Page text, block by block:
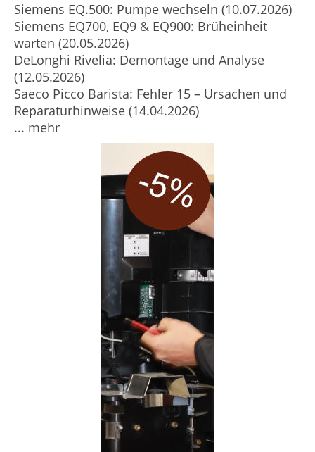
Siemens EQ.500: Pumpe wechseln (10.07.2026)
Siemens EQ700, EQ9 & EQ900: Brüheinheit
warten (20.05.2026)
DeLonghi Rivelia: Demontage und Analyse
(12.05.2026)
Saeco Picco Barista: Fehler 15 – Ursachen und
Reparaturhinweise (14.04.2026)
... mehr